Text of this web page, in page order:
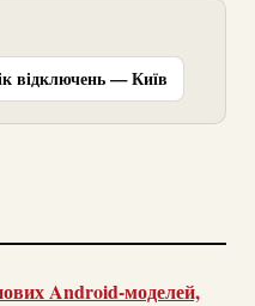
відключень — Київ
Android-моделей,